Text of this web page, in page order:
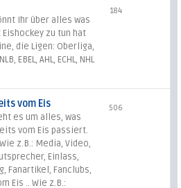
Ihr über alles was
zu tun hat
die Ligen: Oberliga,
EBEL, AHL, ECHL, NHL
184
vom Eis
es um alles, was
vom Eis passiert.
z.B.: Media, Video,
Einlass,
Fanartikel, Fanclubs,
Eis .. Wie z.B.:
506